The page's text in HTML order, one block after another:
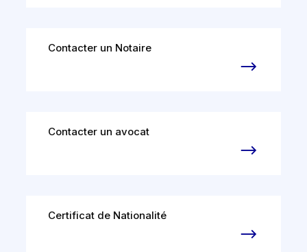
Contacter un Notaire
Contacter un avocat
Certificat de Nationalité